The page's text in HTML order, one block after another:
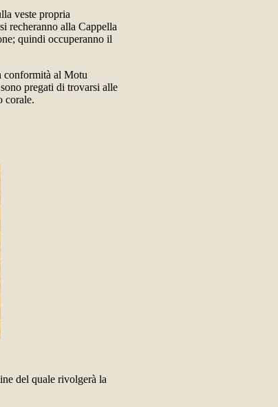
veste propria
recheranno alla Cappella
quindi occuperanno il
conformità al Motu
pregati di trovarsi alle
corale.
del quale rivolgerà la